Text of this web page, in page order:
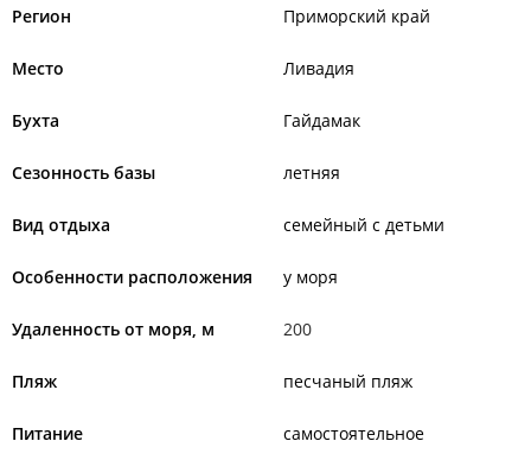
Регион Приморский край
Место Ливадия
Бухта Гайдамак
Сезонность базы летняя
Вид отдыха семейный с детьми
Особенности расположения у моря
Удаленность от моря, м 200
Пляж песчаный пляж
Питание самостоятельное